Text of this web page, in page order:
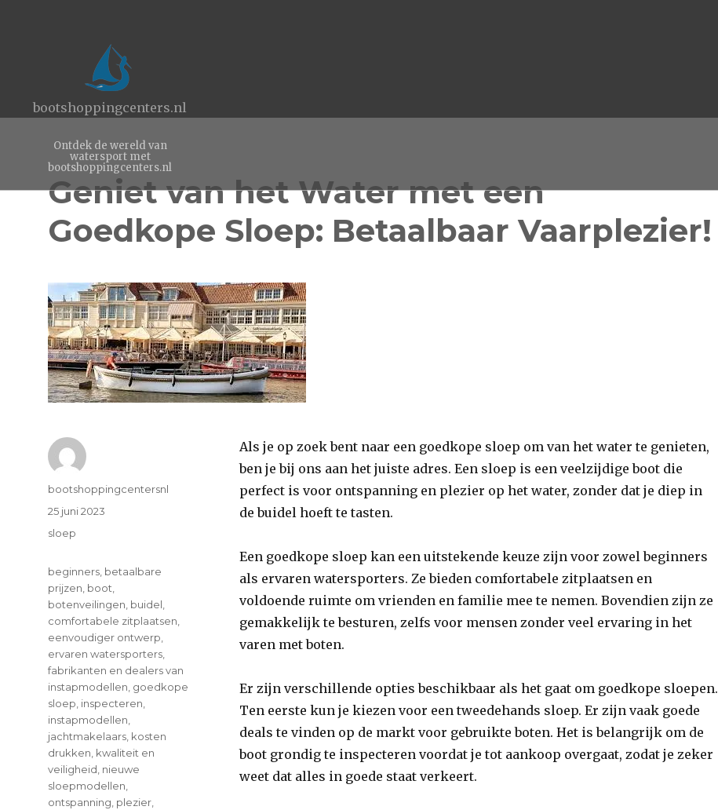
bootshoppingcenters.nl
Ontdek de wereld van
watersport met
bootshoppingcenters.nl
Geniet van het Water met een
Goedkope Sloep: Betaalbaar Vaarplezier!
Als je op zoek bent naar een goedkope sloep om van het water te genieten,
ben je bij ons aan het juiste adres. Een sloep is een veelzijdige boot die
perfect is voor ontspanning en plezier op het water, zonder dat je diep in
de buidel hoeft te tasten.
Een goedkope sloep kan een uitstekende keuze zijn voor zowel beginners
als ervaren watersporters. Ze bieden comfortabele zitplaatsen en
voldoende ruimte om vrienden en familie mee te nemen. Bovendien zijn ze
gemakkelijk te besturen, zelfs voor mensen zonder veel ervaring in het
varen met boten.
Er zijn verschillende opties beschikbaar als het gaat om goedkope sloepen.
Ten eerste kun je kiezen voor een tweedehands sloep. Er zijn vaak goede
deals te vinden op de markt voor gebruikte boten. Het is belangrijk om de
boot grondig te inspecteren voordat je tot aankoop overgaat, zodat je zeker
weet dat alles in goede staat verkeert.
Author
bootshoppingcentersnl
Posted
on
25 juni 2023
Categories
sloep
Tags
beginners betaalbare
prijzen boot
botenveilingen buidel
comfortabele zitplaatsen
eenvoudiger ontwerp
ervaren watersporters
fabrikanten en dealers van
instapmodellen goedkope
sloep inspecteren
instapmodellen
jachtmakelaars kosten
drukken kwaliteit en
veiligheid nieuwe
sloepmodellen
ontspanning plezier